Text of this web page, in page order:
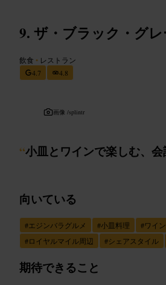
ザ・ブラック・グ
飲食 • レストラン
4.7
4.8
画像 /splintr
“小皿とワインで楽しむ、
向いている
#エジンバラグルメ #小皿料理 #ワイ
#ロイヤルマイル周辺 #シェアスタイル
期待できること